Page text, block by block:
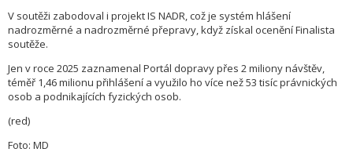
V soutěži zabodoval i projekt IS NADR, což je systém hlášení
nadrozměrné a nadrozměrné přepravy, když získal ocenění Finalista
soutěže.
Jen v roce 2025 zaznamenal Portál dopravy přes 2 miliony návštěv,
téměř 1,46 milionu přihlášení a využilo ho více než 53 tisíc právnických
osob a podnikajících fyzických osob.
(red)
Foto: MD